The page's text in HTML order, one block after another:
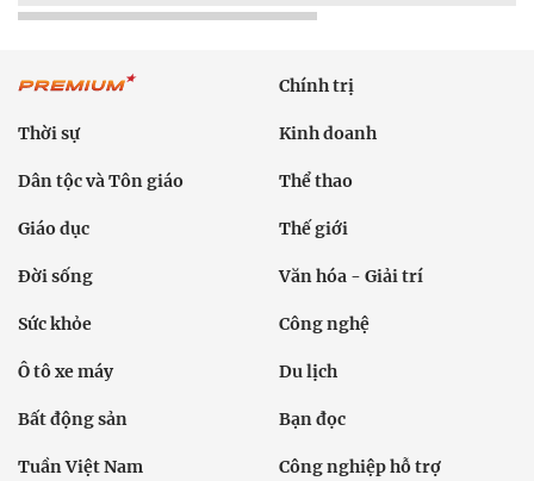
Chính trị
Thời sự Kinh doanh
Dân tộc và Tôn giáo Thể thao
Giáo dục Thế giới
Đời sống Văn hóa - Giải trí
Sức khỏe Công nghệ
Ô tô xe máy Du lịch
Bất động sản Bạn đọc
Tuần Việt Nam Công nghiệp hỗ trợ